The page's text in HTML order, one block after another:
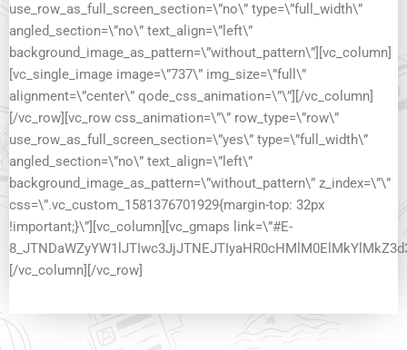
use_row_as_full_screen_section=\”no\” type=\”full_width\”
angled_section=\”no\” text_align=\”left\”
background_image_as_pattern=\”without_pattern\”][vc_column]
[vc_single_image image=\”737\” img_size=\”full\”
alignment=\”center\” qode_css_animation=\”\”][/vc_column]
[/vc_row][vc_row css_animation=\”\” row_type=\”row\”
use_row_as_full_screen_section=\”yes\” type=\”full_width\”
angled_section=\”no\” text_align=\”left\”
background_image_as_pattern=\”without_pattern\” z_index=\”\”
css=\”.vc_custom_1581376701929{margin-top: 32px
!important;}\”][vc_column][vc_gmaps link=\”#E-
[/vc_column][/vc_row]